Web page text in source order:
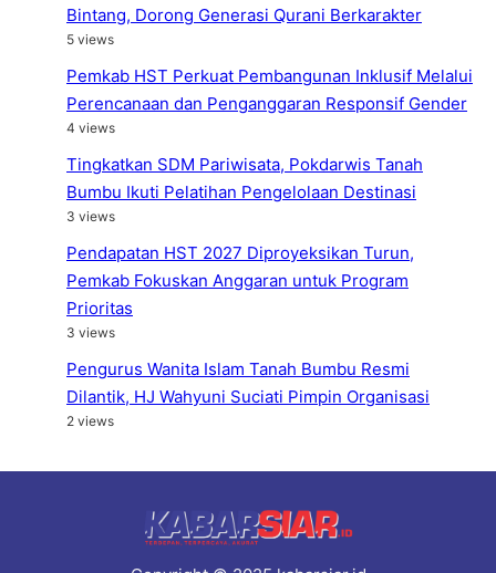
Bintang, Dorong Generasi Qurani Berkarakter
5 views
Pemkab HST Perkuat Pembangunan Inklusif Melalui
Perencanaan dan Penganggaran Responsif Gender
4 views
Tingkatkan SDM Pariwisata, Pokdarwis Tanah
Bumbu Ikuti Pelatihan Pengelolaan Destinasi
3 views
Pendapatan HST 2027 Diproyeksikan Turun,
Pemkab Fokuskan Anggaran untuk Program
Prioritas
3 views
Pengurus Wanita Islam Tanah Bumbu Resmi
Dilantik, HJ Wahyuni Suciati Pimpin Organisasi
2 views